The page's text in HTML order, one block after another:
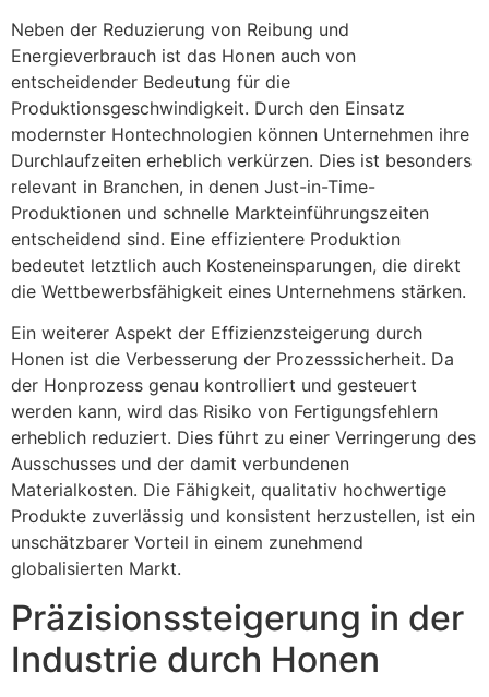
Neben der Reduzierung von Reibung und
Energieverbrauch ist das Honen auch von
entscheidender Bedeutung für die
Produktionsgeschwindigkeit. Durch den Einsatz
modernster Hontechnologien können Unternehmen ihre
Durchlaufzeiten erheblich verkürzen. Dies ist besonders
relevant in Branchen, in denen Just-in-Time-
Produktionen und schnelle Markteinführungszeiten
entscheidend sind. Eine effizientere Produktion
bedeutet letztlich auch Kosteneinsparungen, die direkt
die Wettbewerbsfähigkeit eines Unternehmens stärken.
Ein weiterer Aspekt der Effizienzsteigerung durch
Honen ist die Verbesserung der Prozesssicherheit. Da
der Honprozess genau kontrolliert und gesteuert
werden kann, wird das Risiko von Fertigungsfehlern
erheblich reduziert. Dies führt zu einer Verringerung des
Ausschusses und der damit verbundenen
Materialkosten. Die Fähigkeit, qualitativ hochwertige
Produkte zuverlässig und konsistent herzustellen, ist ein
unschätzbarer Vorteil in einem zunehmend
globalisierten Markt.
Präzisionssteigerung in der
Industrie durch Honen